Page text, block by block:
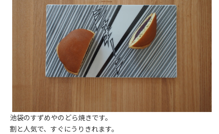
池袋のすずめやのどら焼きです。
割と人気で、すぐにうりきれます。